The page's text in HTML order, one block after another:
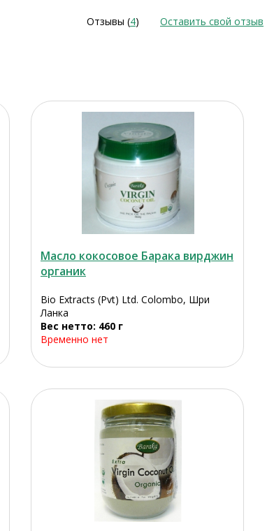
Отзывы (4) Оставить свой отзыв
Масло кокосовое Барака вирджин
органик
Bio Extracts (Pvt) Ltd. Colombo, Шри
Ланка
Вес нетто: 460 г
Временно нет